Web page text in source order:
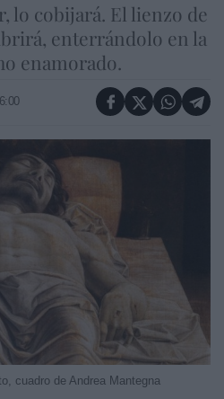
lo cobijará. El lienzo de
enterrándolo en la
enamorado.
cuadro de Andrea Mantegna